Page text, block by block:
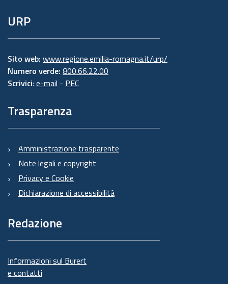
URP
Sito web: www.regione.emilia-romagna.it/urp/
Numero verde: 800.66.22.00
Scrivici: e-mail - PEC
Trasparenza
Amministrazione trasparente
Note legali e copyright
Privacy e Cookie
Dichiarazione di accessibilità
Redazione
Informazioni sul Burert
e contatti